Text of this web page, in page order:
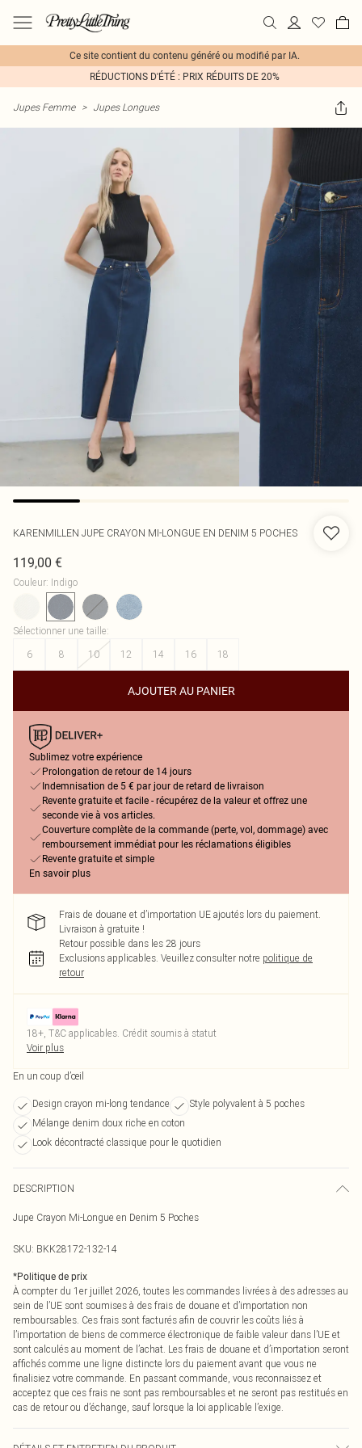
Ce site contient du contenu généré ou modifié par IA.
RÉDUCTIONS D'ÉTÉ : PRIX RÉDUITS DE 20%
Jupes Femme > Jupes Longues
KARENMILLEN JUPE CRAYON MI-LONGUE EN DENIM 5 POCHES
119,00 €
Couleur: Indigo
Sélectionner une taille:
6
8 10 12 14 16 18
AJOUTER AU PANIER
Sublimez votre expérience
Prolongation de retour de 14 jours
Indemnisation de 5 € par jour de retard de livraison
Revente gratuite et facile - récupérez de la valeur et offrez une
seconde vie à vos articles.
Couverture complète de la commande (perte, vol, dommage) avec
remboursement immédiat pour les réclamations éligibles
Revente gratuite et simple
En savoir plus
Frais de douane et d’importation UE ajoutés lors du paiement.
Livraison à gratuite !
Retour possible dans les 28 jours
Exclusions applicables. Veuillez consulter notre politique de
retour
18+, T&C applicables. Crédit soumis à statut
Voir plus
En un coup d’œil
Design crayon mi-long tendance
Style polyvalent à 5 poches
Mélange denim doux riche en coton
Look décontracté classique pour le quotidien
DESCRIPTION
Jupe Crayon Mi-Longue en Denim 5 Poches
SKU: BKK28172-132-14
*Politique de prix
À compter du 1er juillet 2026, toutes les commandes livrées à des adresses au
sein de l’UE sont soumises à des frais de douane et d’importation non
remboursables. Ces frais sont facturés afin de couvrir les coûts liés à
l’importation de biens de commerce électronique de faible valeur dans l’UE et
sont calculés au moment de l’achat. Les frais de douane et d’importation seront
affichés comme une ligne distincte lors du paiement avant que vous ne
finalisiez votre commande. En passant commande, vous reconnaissez et
acceptez que ces frais ne sont pas remboursables et ne seront pas restitués en
cas de retour ou d’échange, sauf lorsque la loi applicable l’exige.